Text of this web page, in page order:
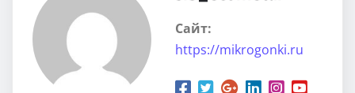
Сайт:
https://mikrogonki.ru